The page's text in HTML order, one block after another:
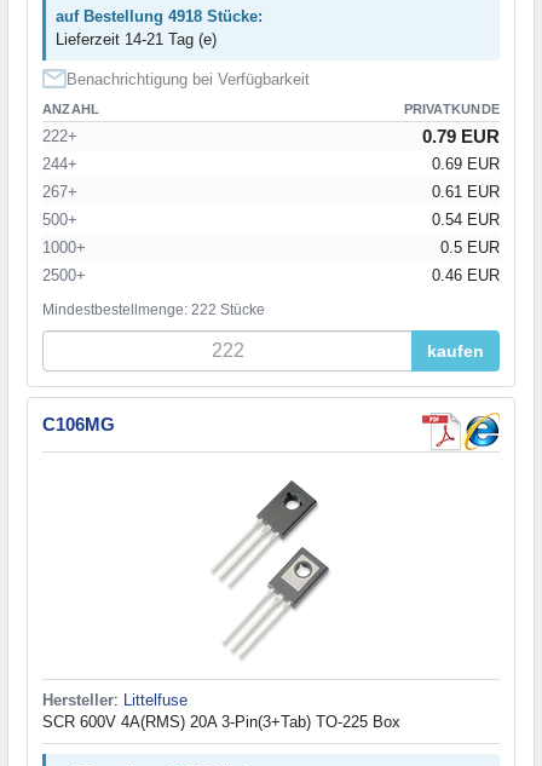
auf Bestellung 4918 Stücke:
Lieferzeit 14-21 Tag (e)
Benachrichtigung bei Verfügbarkeit
ANZAHL PRIVATKUNDE
222+ 0.79 EUR
244+
0.69 EUR
267+
0.61 EUR
500+
0.54 EUR
1000+
0.5 EUR
2500+
0.46 EUR
Mindestbestellmenge: 222 Stücke
kaufen
C106MG
Hersteller: Littelfuse
SCR 600V 4A(RMS) 20A 3-Pin(3+Tab) TO-225 Box